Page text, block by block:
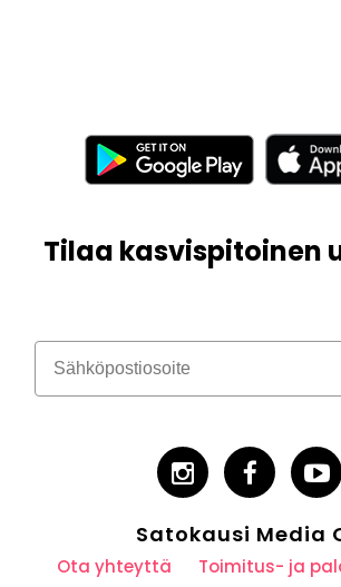
Tilaa kasvispitoinen
Satokausi Media
Ota yhteyttä Toimitus- ja